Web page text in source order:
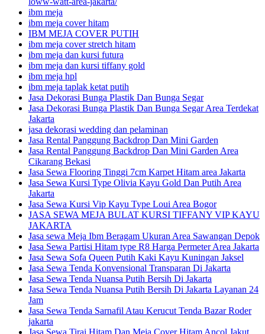
ibm meja
ibm meja cover hitam
IBM MEJA COVER PUTIH
ibm meja cover stretch hitam
ibm meja dan kursi futura
ibm meja dan kursi tiffany gold
ibm meja hpl
ibm meja taplak ketat putih
Jasa Dekorasi Bunga Plastik Dan Bunga Segar
Jasa Dekorasi Bunga Plastik Dan Bunga Segar Area Terdekat
Jakarta
jasa dekorasi wedding dan pelaminan
Jasa Rental Panggung Backdrop Dan Mini Garden
Jasa Rental Panggung Backdrop Dan Mini Garden Area
Cikarang Bekasi
Jasa Sewa Flooring Tinggi 7cm Karpet Hitam area Jakarta
Jasa Sewa Kursi Type Olivia Kayu Gold Dan Putih Area
Jakarta
Jasa Sewa Kursi Vip Kayu Type Loui Area Bogor
JASA SEWA MEJA BULAT KURSI TIFFANY VIP KAYU
JAKARTA
Jasa sewa Meja Ibm Beragam Ukuran Area Sawangan Depok
Jasa Sewa Partisi Hitam type R8 Harga Permeter Area Jakarta
Jasa Sewa Sofa Queen Putih Kaki Kayu Kuningan Jaksel
Jasa Sewa Tenda Konvensional Transparan Di Jakarta
Jasa Sewa Tenda Nuansa Putih Bersih Di Jakarta
Jasa Sewa Tenda Nuansa Putih Bersih Di Jakarta Layanan 24
Jam
Jasa Sewa Tenda Sarnafil Atau Kerucut Tenda Bazar Roder
jakarta